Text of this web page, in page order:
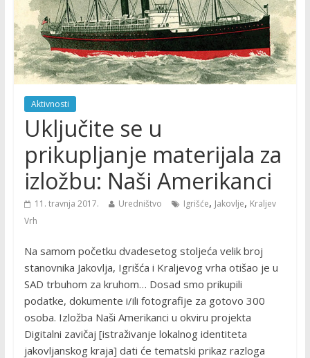
Aktivnosti
Uključite se u
prikupljanje materijala za
izložbu: Naši Amerikanci
11. travnja 2017. Uredništvo Igrišće, Jakovlje, Kraljev
Vrh
Na samom početku dvadesetog stoljeća velik broj
stanovnika Jakovlja, Igrišća i Kraljevog vrha otišao je u
SAD trbuhom za kruhom… Dosad smo prikupili
podatke, dokumente i/ili fotografije za gotovo 300
osoba. Izložba Naši Amerikanci u okviru projekta
Digitalni zavičaj [istraživanje lokalnog identiteta
jakovljanskog kraja] dati će tematski prikaz razloga